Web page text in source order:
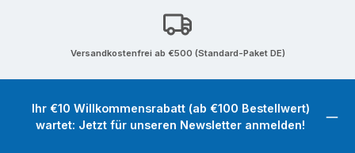
Versandkostenfrei ab €500 (Standard-Paket DE)
Ihr €10 Willkommensrabatt (ab €100 Bestellwert)
wartet: Jetzt für unseren Newsletter anmelden!